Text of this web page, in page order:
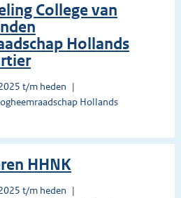
College van
Hollands
t/m heden
Hollands
HHNK
t/m heden